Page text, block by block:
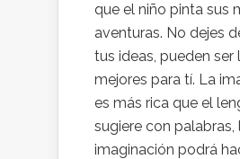
que el niño pinta sus
aventuras. No dejes
tus ideas, pueden ser
mejores para tí. La
es más rica que el
sugiere con palabras,
imaginación podrá